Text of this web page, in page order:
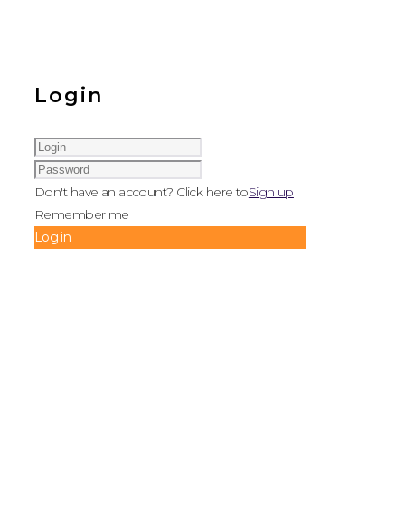
Login
Don't have an account? Click here toSign up
Remember me
Log in